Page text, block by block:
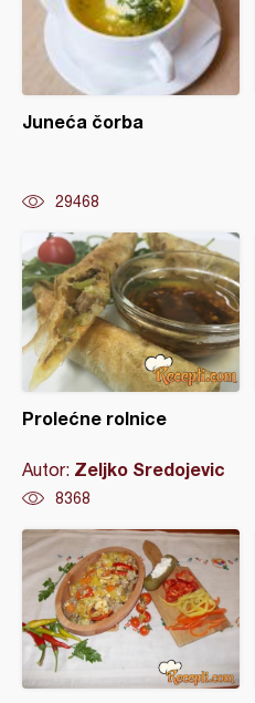
Juneća čorba
29468
Prolećne rolnice
Autor: Zeljko Sredojevic
8368